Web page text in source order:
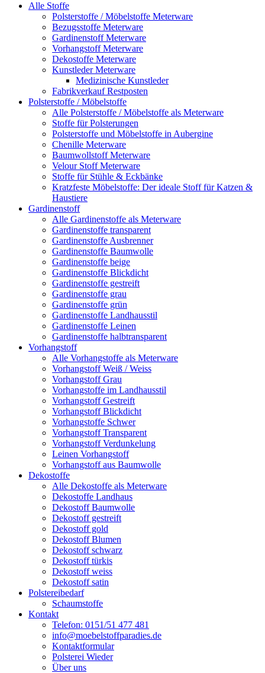
Alle Stoffe
Polsterstoffe / Möbelstoffe Meterware
Bezugsstoffe Meterware
Gardinenstoff Meterware
Vorhangstoff Meterware
Dekostoffe Meterware
Kunstleder Meterware
Medizinische Kunstleder
Fabrikverkauf Restposten
Polsterstoffe / Möbelstoffe
Alle Polsterstoffe / Möbelstoffe als Meterware
Stoffe für Polsterungen
Polsterstoffe und Möbelstoffe in Aubergine
Chenille Meterware
Baumwollstoff Meterware
Velour Stoff Meterware
Stoffe für Stühle & Eckbänke
Kratzfeste Möbelstoffe: Der ideale Stoff für Katzen &
Haustiere
Gardinenstoff
Alle Gardinenstoffe als Meterware
Gardinenstoffe transparent
Gardinenstoffe Ausbrenner
Gardinenstoffe Baumwolle
Gardinenstoffe beige
Gardinenstoffe Blickdicht
Gardinenstoffe gestreift
Gardinenstoffe grau
Gardinenstoffe grün
Gardinenstoffe Landhausstil
Gardinenstoffe Leinen
Gardinenstoffe halbtransparent
Vorhangstoff
Alle Vorhangstoffe als Meterware
Vorhangstoff Weiß / Weiss
Vorhangstoff Grau
Vorhangstoffe im Landhausstil
Vorhangstoff Gestreift
Vorhangstoff Blickdicht
Vorhangstoffe Schwer
Vorhangstoff Transparent
Vorhangstoff Verdunkelung
Leinen Vorhangstoff
Vorhangstoff aus Baumwolle
Dekostoffe
Alle Dekostoffe als Meterware
Dekostoffe Landhaus
Dekostoff Baumwolle
Dekostoff gestreift
Dekostoff gold
Dekostoff Blumen
Dekostoff schwarz
Dekostoff türkis
Dekostoff weiss
Dekostoff satin
Polstereibedarf
Schaumstoffe
Kontakt
Telefon: 0151/51 477 481
info@moebelstoffparadies.de
Kontaktformular
Polsterei Wieder
Über uns